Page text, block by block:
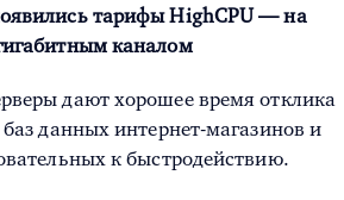
тарифы HighCPU — на
каналом
дают хорошее время отклика
данных интернет-магазинов и
к быстродействию.